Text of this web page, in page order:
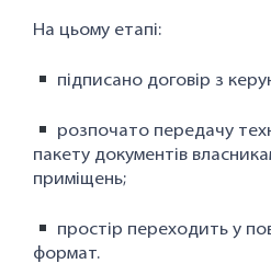
На цьому етапі:
підписано договір з
розпочато передачу
пакету документів
приміщень;
простір переходить у
формат.